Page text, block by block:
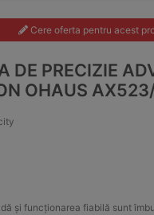
Cere oferta pentru acest
DE PRECIZIE
OHAUS
și funcționarea fiabilă sunt